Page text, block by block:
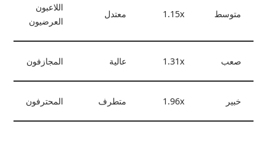
متوسط 1.15x معتدل
اللاعبون
العرضيون
صعب 1.31x عالية المجازفون
خبير 1.96x متطرف المحترفون